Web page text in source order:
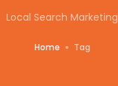
Local Search Marketing
Home Tag